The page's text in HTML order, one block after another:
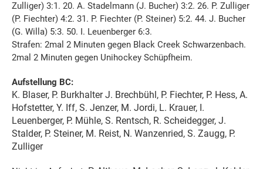
Zulliger) 3:1. 20. A. Stadelmann (J. Bucher) 3:2. 26. P. Zulliger
(P. Fiechter) 4:2. 31. P. Fiechter (P. Steiner) 5:2. 44. J. Bucher
(G. Willa) 5:3. 50. I. Leuenberger 6:3.
Strafen: 2mal 2 Minuten gegen Black Creek Schwarzenbach.
2mal 2 Minuten gegen Unihockey Schüpfheim.
Aufstellung BC:
K. Blaser, P. Burkhalter J. Brechbühl, P. Fiechter, P. Hess, A.
Hofstetter, Y. Iff, S. Jenzer, M. Jordi, L. Krauer, I.
Leuenberger, P. Mühle, S. Rentsch, R. Scheidegger, J.
Stalder, P. Steiner, M. Reist, N. Wanzenried, S. Zaugg, P.
Zulliger